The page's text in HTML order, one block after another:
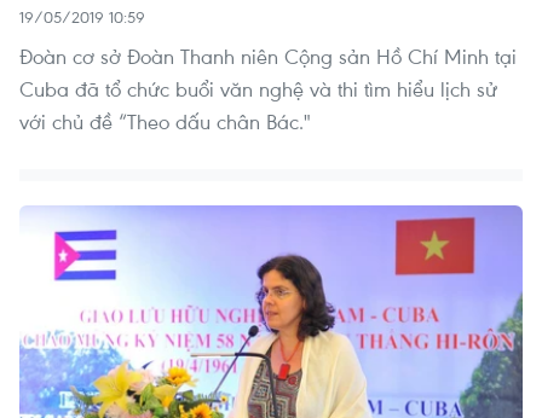
19/05/2019 10:59
Đoàn cơ sở Đoàn Thanh niên Cộng sản Hồ Chí Minh tại
Cuba đã tổ chức buổi văn nghệ và thi tìm hiểu lịch sử
với chủ đề “Theo dấu chân Bác."